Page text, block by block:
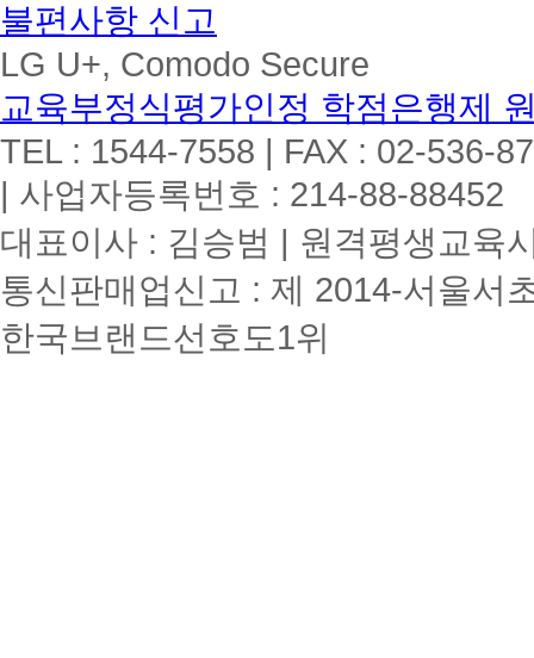
불편사항 신고
LG U+, Comodo Secure
교육부정식평가인정 학점은행제
TEL : 1544-7558 | FAX : 02-536-
| 사업자등록번호 : 214-88-88452
대표이사 : 김승범 | 원격평생교육
통신판매업신고 : 제 2014-서울서
한국브랜드선호도1위